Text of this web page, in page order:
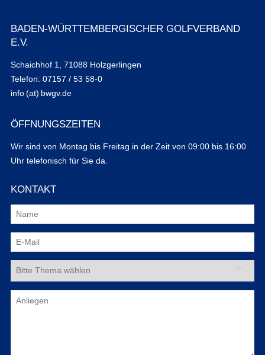
BADEN-WÜRTTEMBERGISCHER GOLFVERBAND
E.V.
Schaichhof 1, 71088 Holzgerlingen
Telefon: 07157 / 53 58-0
info (at) bwgv.de
ÖFFNUNGSZEITEN
Wir sind von Montag bis Freitag in der Zeit von 09:00 bis 16:00
Uhr telefonisch für Sie da.
KONTAKT